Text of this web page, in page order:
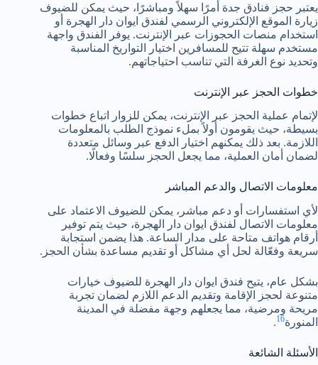
يعتبر حجز فنادق جدة أمرًا سهلاً ومباشرًا، حيث يمكن للضيوف
زيارة الموقع الإلكتروني الرسمي لفندق ايوان دار الهجرة أو
استخدام منصات الحجوزات عبر الإنترنت. يوفر الفندق واجهة
مستخدم سهلة تتيح للمسافرين اختيار التواريخ المناسبة
وتحديد نوع الغرفة التي تناسب احتياجاتهم.
خطوات الحجز عبر الإنترنت
لإتمام عملية الحجز عبر الإنترنت، يمكن للزوار اتباع خطوات
بسيطة، حيث يقومون أولاً بملء نموذج الطلب بالمعلومات
اللازمة. بعد ذلك يمكنهم اختيار الدفع عبر وسائل متعددة
لضمان أمان العملية، مما يجعل الحجز سلسًا وفعالًا.
معلومات الاتصال والدعم المباشر
لأي استفسارات أو دعم مباشر، يمكن للضيوف الاعتماد على
معلومات الاتصال لفندق ايوان دار الهجرة، حيث يتم توفير
أرقام هواتف متاحة على مدار الساعة. هذا يضمن استجابة
سريعة وفعّالة لحل أي مشاكل أو تقديم مساعدة بشأن الحجز.
بشكل عام، يتيح فندق ايوان دار الهجرة للضيوف خيارات
متنوعة لحجز الإقامة وتقديم الدعم اللازم لضمان تجربة
مريحة ومرضية، مما يجعلهم وجهة مفضلة في المدينة
المنورة16
.
الأسئلة الشائعة